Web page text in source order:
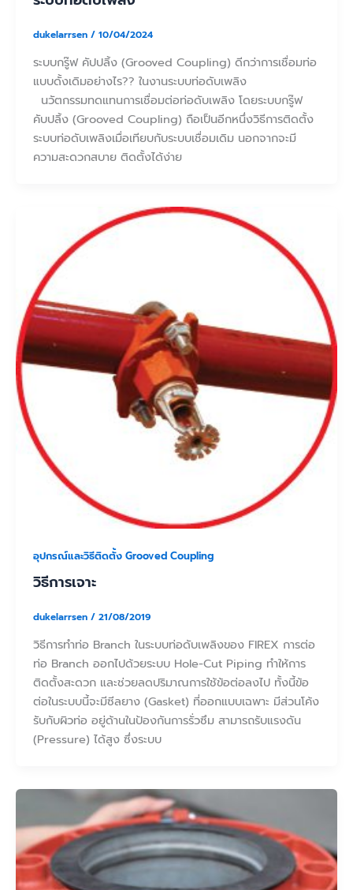
dukelarrsen / 10/04/2024
ระบบกรู๊ฟ คัปปลิ้ง (Grooved Coupling) ดีกว่าการเชื่อมท่อ
แบบดั้งเดิมอย่างไร?? ในงานระบบท่อดับเพลิง
นวัตกรรมทดแทนการเชื่อมต่อท่อดับเพลิง โดยระบบกรู๊ฟ
คับปลิ้ง (Grooved Coupling) ถือเป็นอีกหนึ่งวิธีการติดตั้ง
ระบบท่อดับเพลิงเมื่อเทียบกับระบบเชื่อมเดิม นอกจากจะมี
ความสะดวกสบาย ติดตั้งได้ง่าย
อุปกรณ์และวิธีติดตั้ง Grooved Coupling
วิธีการเจาะ
dukelarrsen / 21/08/2019
วิธีการทำท่อ Branch ในระบบท่อดับเพลิงของ FIREX การต่อ
ท่อ Branch ออกไปด้วยระบบ Hole-Cut Piping ทำให้การ
ติดตั้งสะดวก และช่วยลดปริมาณการใช้ข้อต่อลงไป ทั้งนี้ข้อ
ต่อในระบบนี้จะมีซีลยาง (Gasket) ที่ออกแบบเฉพาะ มีส่วนโค้ง
รับกับผิวท่อ อยู่ด้านในป้องกันการรั่วซึม สามารถรับแรงดัน
(Pressure) ได้สูง ซึ่งระบบ